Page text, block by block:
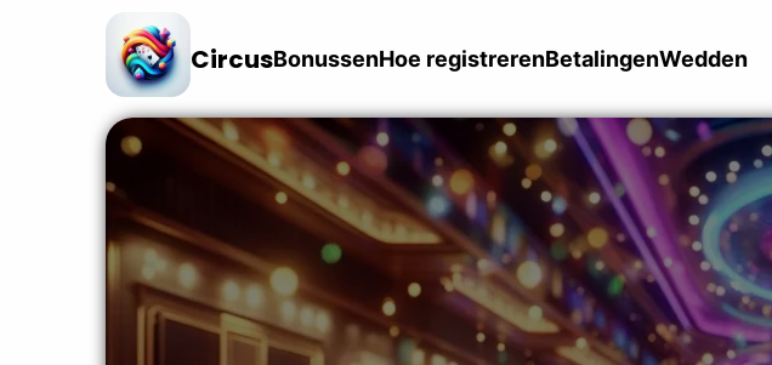
CircusBonussenHoe registrerenBetalingenWedden